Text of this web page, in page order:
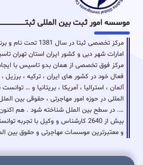
موسسه امور ثبت بین المللی
مرکز تخصصی ثبتا در
امارات شهر دبی و کشور ایران استان تهران
مرکز فوق تخصصی از همان بدو تاسیس با
فعال خود در کشور های ایران ، ترکیه ، برزیل ،
آلمان ، استرالیا ، آمریکا ، بریتانیا و …
المللی در حوزه امور مهاجرتی ، حقوقی بین
…. در سطح بین الملل شناخته شود . هم اکنون
بیش از 2640 کارشناس و وکیل با تجربه
و معتبرترین موسسات مهاجرتی و حقوق بین